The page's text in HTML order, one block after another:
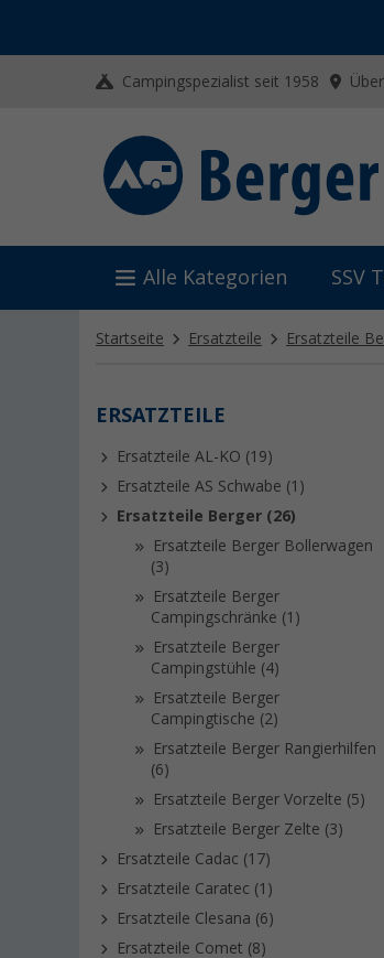
Campingspezialist seit 1958
Alle Kategorien SSV
Startseite Ersatzteile Ersatzteile
ERSATZTEILE
Ersatzteile AL-KO (19)
Ersatzteile AS Schwabe (1)
Ersatzteile Berger (26)
Ersatzteile Berger Bollerwagen
(3)
Ersatzteile Berger
Campingschränke (1)
Ersatzteile Berger
Campingstühle (4)
Ersatzteile Berger
Campingtische (2)
Ersatzteile Berger Rangierhilfen
(6)
Ersatzteile Berger Vorzelte (5)
Ersatzteile Berger Zelte (3)
Ersatzteile Cadac (17)
Ersatzteile Caratec (1)
Ersatzteile Clesana (6)
Ersatzteile Comet (8)